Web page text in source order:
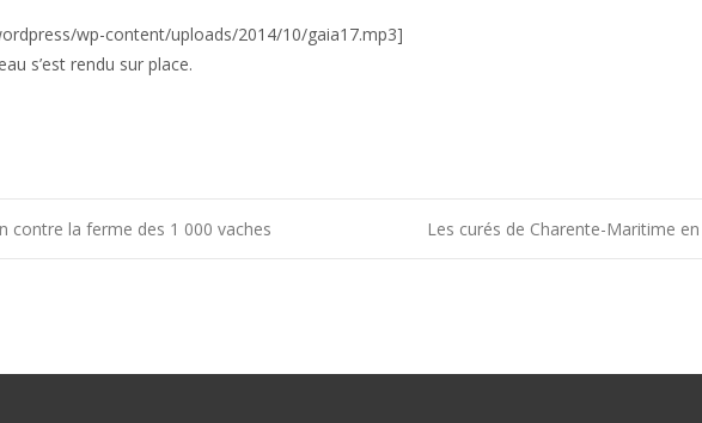
wp-content/uploads/2014/10/gaia17.mp3]
s’est rendu sur place.
contre la ferme des 1 000 vaches Les curés de Charente-Maritime